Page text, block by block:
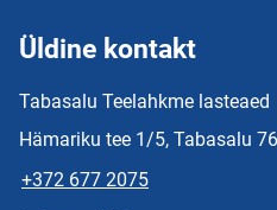
Üldine kontakt
Tabasalu Teelahkme lasteaed
Hämariku tee 1/5, Tabasalu
+372 677 2075